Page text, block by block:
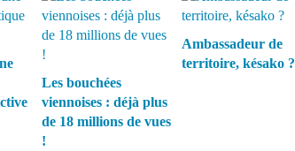
Les bouchées
viennoises : déjà plus
de 18 millions de vues
!
Ambassadeur de
territoire, késako ?